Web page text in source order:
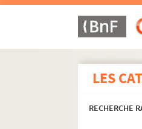
LES
RECHERCHE